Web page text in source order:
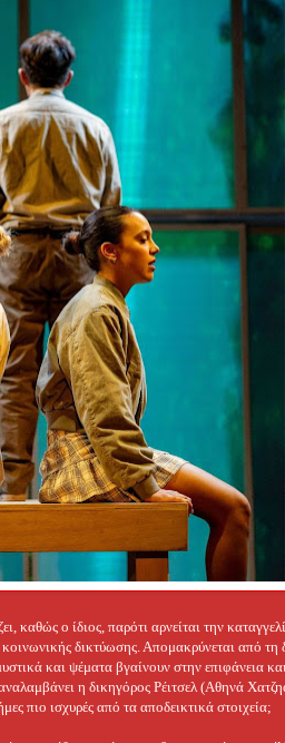
καθώς ο ίδιος, παρότι αρνείται την
δικτύωσης. Απομακρύνεται από τη
και ψέματα βγαίνουν στην επιφάνεια
η δικηγόρος Ρέιτσελ (Αθηνά
πιο ισχυρές από τα αποδεικτικά στοιχεία;